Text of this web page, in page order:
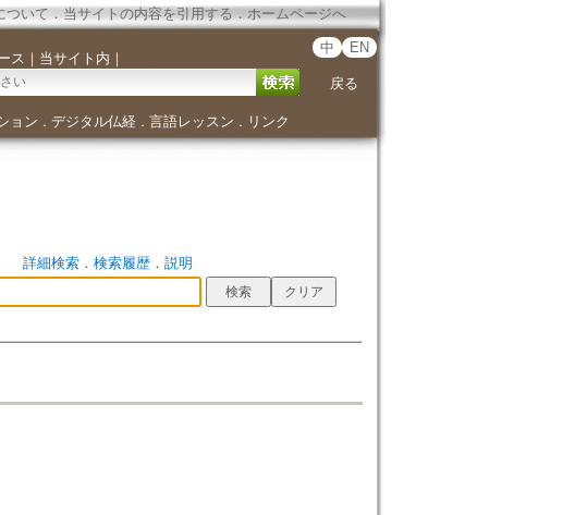
ついて．当サイトの内容を引用する ． ホームページへ
ス ｜ 当サイト内 ｜
中 EN
戻る
ョン ． デジタル仏経． 言語レッスン ． リンク
詳細検索． 検索履歴． 説明